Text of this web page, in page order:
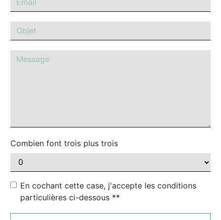
Combien font trois plus trois
En cochant cette case, j'accepte les conditions
particulières ci-dessous **